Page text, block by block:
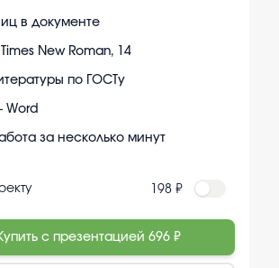
в документе
New Roman, 14
по ГОСТу
за несколько минут
198 ₽
с презентацией 696 ₽